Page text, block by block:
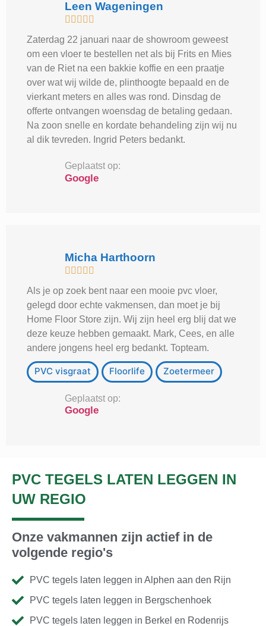
Leen Wageningen
    
Zaterdag 22 januari naar de showroom geweest
om een vloer te bestellen net als bij Frits en Mies
van de Riet na een bakkie koffie en een praatje
over wat wij wilde de, plinthoogte bepaald en de
vierkant meters en alles was rond. Dinsdag de
offerte ontvangen woensdag de betaling gedaan.
Na zoon snelle en kordate behandeling zijn wij nu
al dik tevreden. Ingrid Peters bedankt.
Geplaatst op:
Google
Micha Harthoorn
    
Als je op zoek bent naar een mooie pvc vloer,
gelegd door echte vakmensen, dan moet je bij
Home Floor Store zijn. Wij zijn heel erg blij dat we
deze keuze hebben gemaakt. Mark, Cees, en alle
andere jongens heel erg bedankt. Topteam.
PVC visgraat Floorlife Zoetermeer
Geplaatst op:
Google
PVC TEGELS LATEN LEGGEN IN
UW REGIO
Onze vakmannen zijn actief in de
volgende regio's
PVC tegels laten leggen in Alphen aan den Rijn
PVC tegels laten leggen in Bergschenhoek
PVC tegels laten leggen in Berkel en Rodenrijs